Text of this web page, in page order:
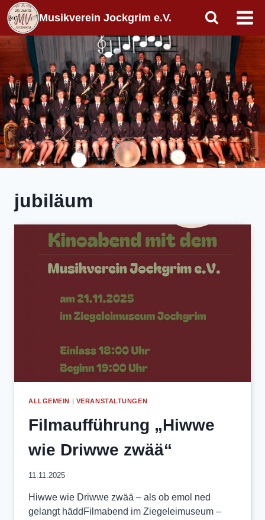
Zum
Inhalt
springen
Musikverein Jockgrim e.V.
jubiläum
ALLGEMEIN VERANSTALTUNGEN
Filmaufführung „Hiwwe
wie Driwwe zwää“
11.11.2025
Hiwwe wie Driwwe zwää – als ob emol ned
gelangt häddFilmabend im Ziegeleimuseum –